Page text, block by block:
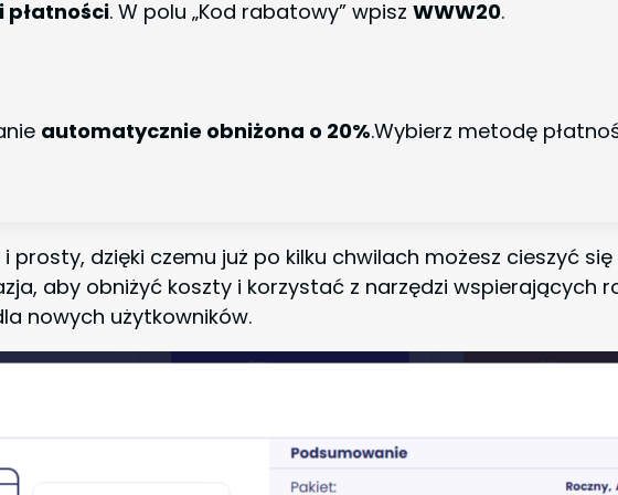
płatności. W polu „Kod rabatowy” wpiszWWW20.
automatycznie obniżona o 20%.Wybierz metodę
dzięki czemu już po kilku chwilach możesz cieszyć
aby obniżyć koszty i korzystać z narzędzi wspierających
nowych użytkowników.